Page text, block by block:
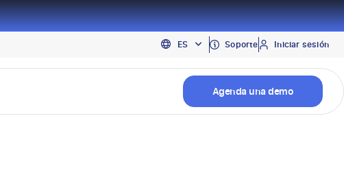
ES
EN
PT
Soporte Iniciar sesión
Agenda una demo